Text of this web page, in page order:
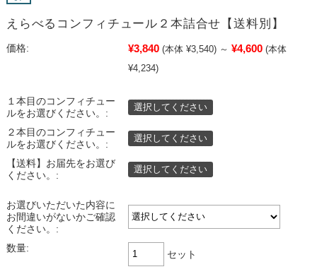
えらべるコンフィチュール２本詰合せ【送料別】
価格: ¥3,840 (本体 ¥3,540) ～ ¥4,600 (本体
¥4,234)
１本目のコンフィチュー
ルをお選びください。:
選択してください
２本目のコンフィチュー
ルをお選びください。:
選択してください
【送料】お届先をお選び
ください。:
選択してください
お選びいただいた内容に
お間違いがないかご確認
ください。:
数量:
セット